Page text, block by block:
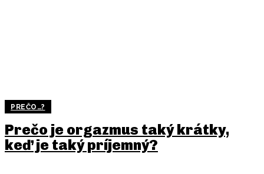
PREČO…?
Prečo je orgazmus taký krátky,
keď je taký príjemný?